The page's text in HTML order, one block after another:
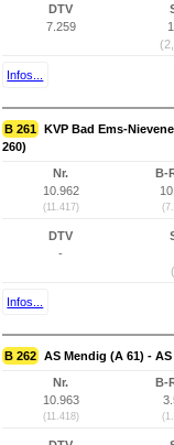
DTV
7.259
Infos...
B 261 KVP Bad Ems-
260)
Nr.
10.962
(11.417)
B-
DTV
-
Infos...
B 262 AS Mendig (A 61) -
Nr.
10.963
(11.418)
B-